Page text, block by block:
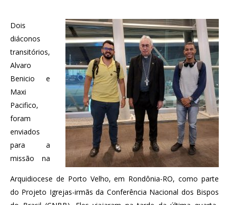
Dois
diáconos
transitórios,
Alvaro
Benicio e
Maxi
Pacifico,
foram
enviados
para a
missão na
Arquidiocese de Porto Velho, em Rondônia-RO, como parte
do Projeto Igrejas-irmãs da Conferência Nacional dos Bispos